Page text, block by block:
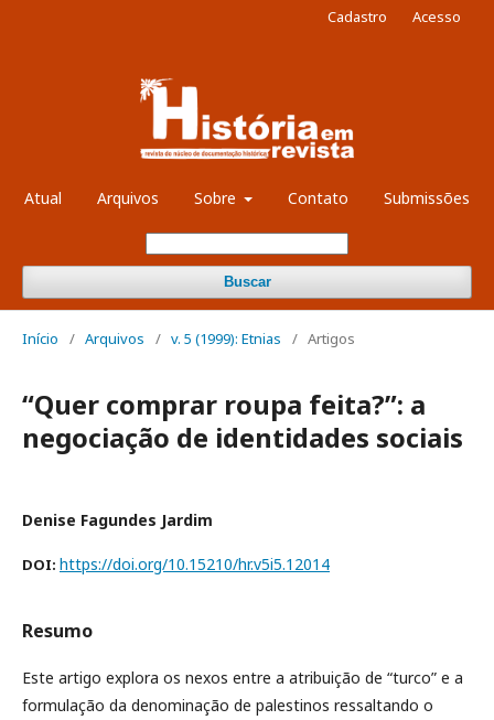
Atual Arquivos Sobre Contato Submissões
Buscar
Cadastro Acesso
Início / Arquivos / v. 5 (1999): Etnias / Artigos
“Quer comprar roupa feita?”: a
negociação de identidades sociais
Denise Fagundes Jardim
DOI: https://doi.org/10.15210/hr.v5i5.12014
Resumo
Este artigo explora os nexos entre a atribuição de “turco” e a
formulação da denominação de palestinos ressaltando o